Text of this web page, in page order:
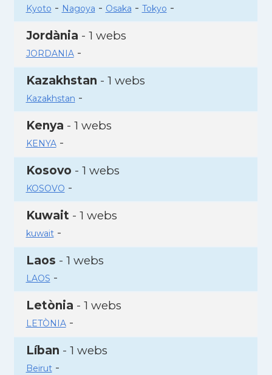
Kyoto - Nagoya - Osaka - Tokyo -
Jordània - 1 webs
JORDANIA-
Kazakhstan - 1 webs
Kazakhstan -
Kenya - 1 webs
KENYA-
Kosovo - 1 webs
KOSOVO -
Kuwait - 1 webs
kuwait-
Laos - 1 webs
LAOS -
Letònia - 1 webs
LETÒNIA-
Líban - 1 webs
Beirut-